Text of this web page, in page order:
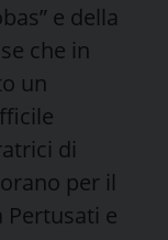
e della
che in
un
di
per il
Pertusati e